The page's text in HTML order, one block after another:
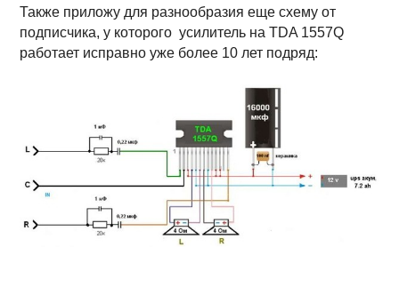
Также приложу для разнообразия еще схему от
подписчика, у которого усилитель на TDA 1557Q
работает исправно уже более 10 лет подряд: